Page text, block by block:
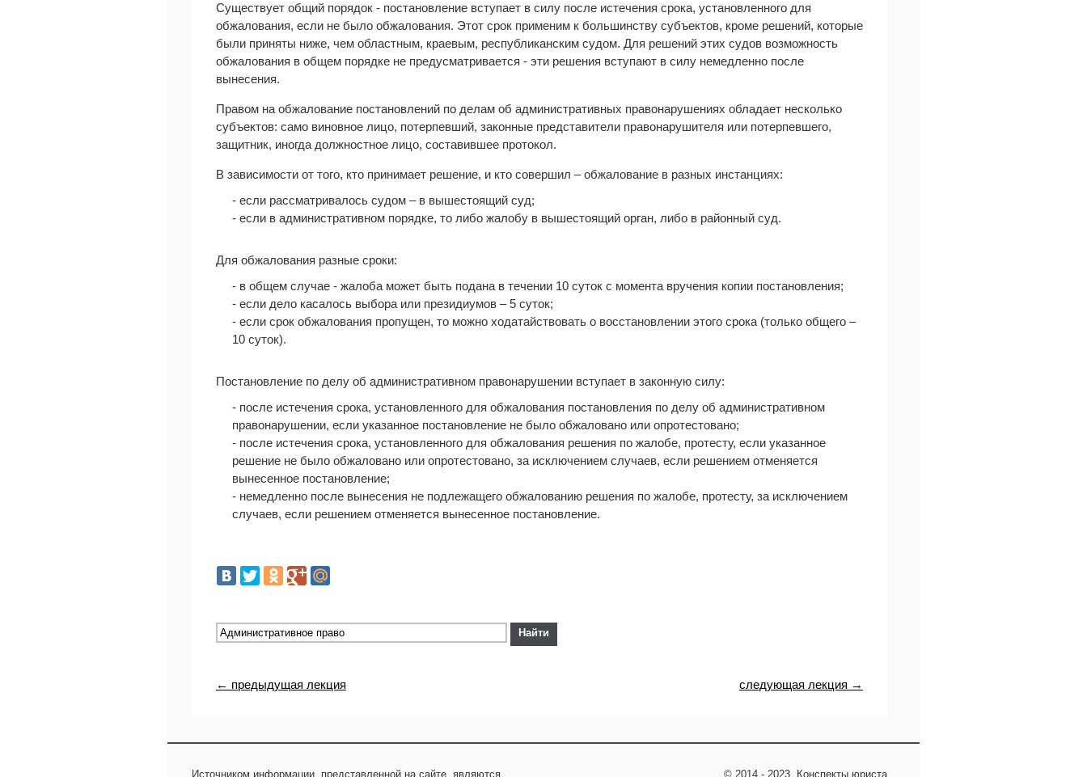
Существует общий порядок - постановление вступает в силу после истечения срока, установленного для
обжалования, если не было обжалования. Этот срок применим к большинству субъектов, кроме решений, которые
были приняты ниже, чем областным, краевым, республиканским судом. Для решений этих судов возможность
обжалования в общем порядке не предусматривается - эти решения вступают в силу немедленно после
вынесения.
Правом на обжалование постановлений по делам об административных правонарушениях обладает несколько
субъектов: само виновное лицо, потерпевший, законные представители правонарушителя или потерпевшего,
защитник, иногда должностное лицо, составившее протокол.
В зависимости от того, кто принимает решение, и кто совершил – обжалование в разных инстанциях:
- если рассматривалось судом – в вышестоящий суд;
- если в административном порядке, то либо жалобу в вышестоящий орган, либо в районный суд.
Для обжалования разные сроки:
- в общем случае - жалоба может быть подана в течении 10 суток с момента вручения копии постановления;
- если дело касалось выбора или президиумов – 5 суток;
- если срок обжалования пропущен, то можно ходатайствовать о восстановлении этого срока (только общего –
10 суток).
Постановление по делу об административном правонарушении вступает в законную силу:
- после истечения срока, установленного для обжалования постановления по делу об административном
правонарушении, если указанное постановление не было обжаловано или опротестовано;
- после истечения срока, установленного для обжалования решения по жалобе, протесту, если указанное
решение не было обжаловано или опротестовано, за исключением случаев, если решением отменяется
вынесенное постановление;
- немедленно после вынесения не подлежащего обжалованию решения по жалобе, протесту, за исключением
случаев, если решением отменяется вынесенное постановление.
← предыдущая лекция следующая лекция →
Источником информации, представленной на сайте, являются © 2014 - 2023, Конспекты юриста